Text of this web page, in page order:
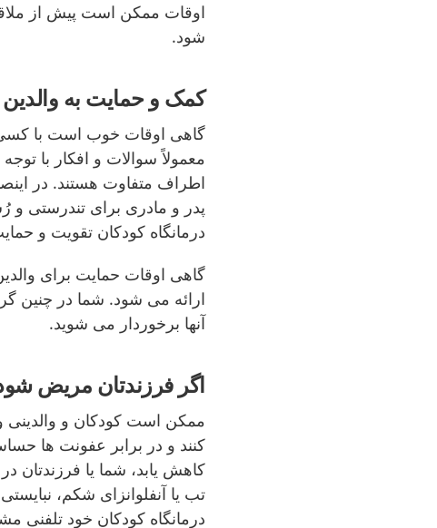
اوقات ممکن است پیش از
شود.
کمک و حمایت به والدین
گاهی اوقات خوب است با کسی
معمولاً سوالات و افکار با
اطراف متفاوت هستند. در
پدر و مادری برای تندرستی
درمانگاه کودکان تقویت و
گاهی اوقات حمایت برای
ارائه می شود. شما در چنین
آنها برخوردار می شوید.
اگر فرزندتان مریض
ممکن است کودکان و والدینی
کنند و در برابر عفونت ها
کاهش یابد، شما یا فرزندتان
تب یا آنفلوانزای شکم،
درمانگاه کودکان خود تلفنی